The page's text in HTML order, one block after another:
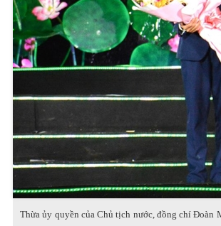
Thừa ủy quyền của Chủ tịch nước, đồng chí